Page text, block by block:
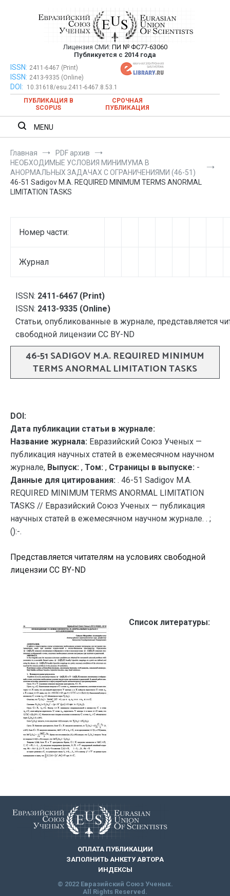
Евразийский Союз Ученых —
публикация научных статей в
ежемесячном научном журнале
Лицензия СМИ: ПИ № ФС77-63060
Публикуется с 2014 года
Евразийский Союз Ученых — публикация научных статей в
ежемесячном научном журнале
ISSN: 2411-6467 (Print)
ISSN: 2413-9335 (Online)
DOI:
10.31618/esu.2411-6467.8.53.1
ПУБЛИКАЦИЯ В
SCOPUS
СРОЧНАЯ
ПУБЛИКАЦИЯ
MENU
Главная
PDF архив
НЕОБХОДИМЫЕ УСЛОВИЯ МИНИМУМА В
АНОРМАЛЬНЫХ ЗАДАЧАХ С ОГРАНИЧЕНИЯМИ (46-51)
46-51 Sadigov M.A. REQUIRED MINIMUM TERMS ANORMAL
LIMITATION TASKS
Номер части:
Журнал
ISSN: 2411-6467 (Print)
ISSN: 2413-9335 (Online)
Статьи, опубликованные в журнале, представляется
свободной лицензии CC BY-ND
46-51 SADIGOV M.A. REQUIRED MINIMUM
TERMS ANORMAL LIMITATION TASKS
DOI:
Дата публикации статьи в журнале:
Название журнала: Евразийский Союз Ученых —
публикация научных статей в ежемесячном научном
журнале, Выпуск: , Том: , Страницы в выпуске: -
Данные для цитирования: . 46-51 Sadigov M.A.
REQUIRED MINIMUM TERMS ANORMAL LIMITATION
TASKS // Евразийский Союз Ученых — публикация
научных статей в ежемесячном научном журнале. . ;
():-.
Представляется читателям на условиях свободной
лицензии CC BY-ND
Список литературы:
ОПЛАТА ПУБЛИКАЦИИ
ЗАПОЛНИТЬ АНКЕТУ АВТОРА
ИНДЕКСЫ
© 2022 Евразийский Союз Ученых.
All Rights Reserved.